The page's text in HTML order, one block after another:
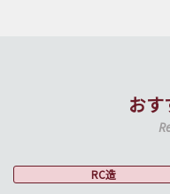
お
RC造